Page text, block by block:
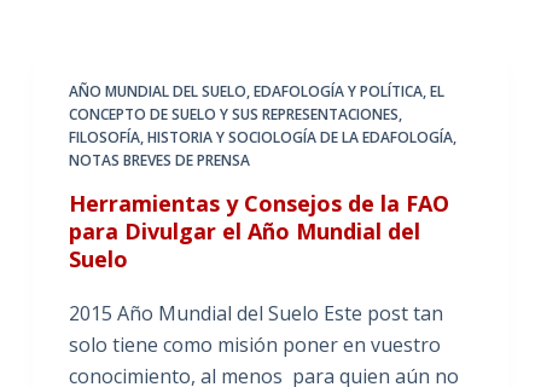
AÑO MUNDIAL DEL SUELO,EDAFOLOGÍA Y POLÍTICA,EL
CONCEPTO DE SUELO Y SUS REPRESENTACIONES,
FILOSOFÍA, HISTORIA Y SOCIOLOGÍA DE LA EDAFOLOGÍA,
NOTAS BREVES DE PRENSA
Herramientas y Consejos de la FAO
para Divulgar el Año Mundial del
Suelo
2015 Año Mundial del Suelo Este post tan
solo tiene como misión poner en vuestro
conocimiento, al menos para quien aún no